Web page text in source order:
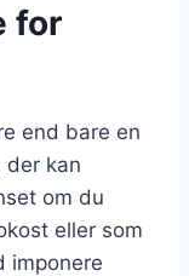
for
end bare en
der kan
om du
eller som
imponere